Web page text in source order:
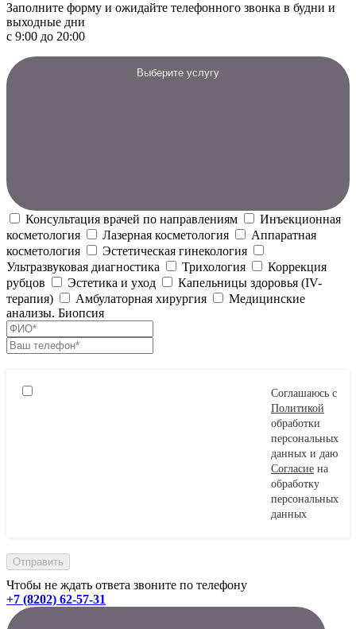
Заполните форму и ожидайте телефонного звонка в будни и
выходные дни
с 9:00 до 20:00
Выберите услугу
Консультация врачей по направлениям
Инъекционная
косметология
Лазерная косметология
Аппаратная
косметология
Эстетическая гинекология
Ультразвуковая диагностика
Трихология
Коррекция
рубцов
Эстетика и уход
Капельницы здоровья (IV-
терапия)
Амбулаторная хирургия
Медицинские
анализы. Биопсия
Соглашаюсь с
Политикой
обработки
персональных
данных и даю
Согласие на
обработку
персональных
данных
Чтобы не ждать ответа звоните по телефону
+7 (8202) 62-57-31